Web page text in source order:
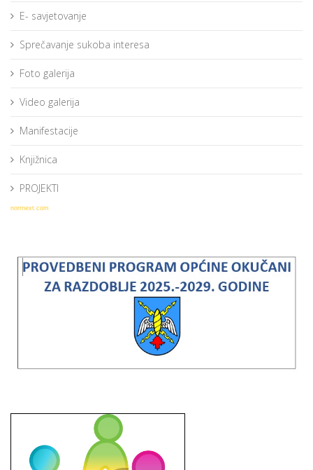
E- savjetovanje
Sprečavanje sukoba interesa
Foto galerija
Video galerija
Manifestacije
Knjižnica
PROJEKTI
norrnext.com